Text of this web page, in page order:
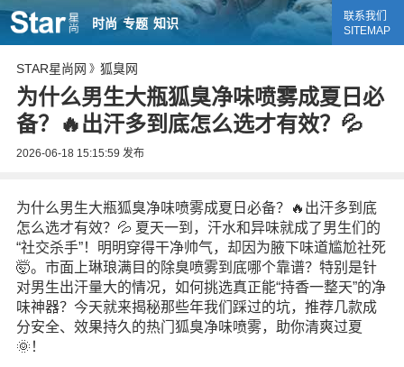
时尚 专题 知识
联系我们
SITEMAP
STAR星尚网 》 狐臭网
为什么男生大瓶狐臭净味喷雾成夏日必
备？🔥出汗多到底怎么选才有效？💦
2026-06-18 15:15:59 发布
为什么男生大瓶狐臭净味喷雾成夏日必备？🔥出汗多到底
怎么选才有效？💦 夏天一到，汗水和异味就成了男生们的
“社交杀手”！明明穿得干净帅气，却因为腋下味道尴尬社死
🤯。市面上琳琅满目的除臭喷雾到底哪个靠谱？特别是针
对男生出汗量大的情况，如何挑选真正能“持香一整天”的净
味神器？今天就来揭秘那些年我们踩过的坑，推荐几款成
分安全、效果持久的热门狐臭净味喷雾，助你清爽过夏
🌞！